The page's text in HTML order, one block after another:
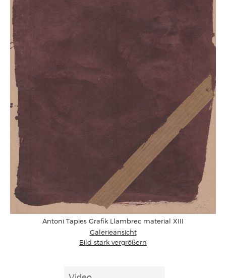
Antoni Tapies Grafik Llambrec material XIII
Galerieansicht
Bild stark vergrößern